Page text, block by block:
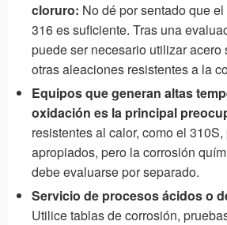
cloruro: No dé por sentado que
316 es suficiente. Tras una
puede ser necesario utilizar acero
otras aleaciones resistentes a la
Equipos que generan altas
oxidación es la principal
resistentes al calor, como el
apropiados, pero la corrosión
debe evaluarse por separado.
Servicio de procesos ácidos o
Utilice tablas de corrosión,